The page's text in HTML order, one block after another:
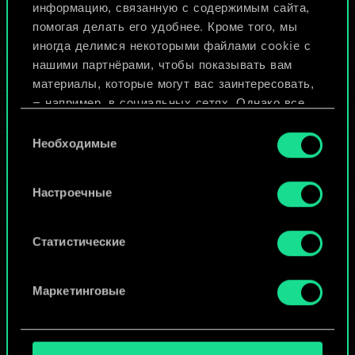
информацию, связанную с содержимым сайта,
помогая делать его удобнее. Кроме того, мы
иногда делимся некоторыми файлами cookie с
нашими партнёрами, чтобы показывать вам
материалы, которые могут вас заинтересовать,
— например, в социальных сетях. Однако все
разрешения.
Найти подробную информацию о том, как мы
используем ваши файлы cookie, и изменить
«Настройки» ниже.
согласия
Необходимые
Настроечные
Статистические
Маркетинговые
Назвать колоду и описать её
Изменить колоду
ИЛИ
Просмотреть колоды